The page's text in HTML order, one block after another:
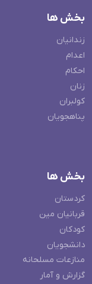
بخش ها
زندانیان
اعدام
احکام
زنان
کولبران
پناهجویان
بخش ها
کردستان
قربانیان مین
کودکان
دانشجویان
منازعات مسلحانه
گزارش و آمار